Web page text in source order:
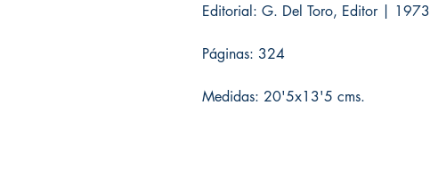
Editorial: G. Del Toro, Editor | 1973
Páginas: 324
Medidas: 20'5x13'5 cms.